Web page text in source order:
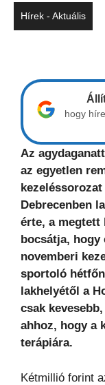
Hírek - Aktuális
hogy
Az
az egyetlen
Debrecenben
érte, a megtett
bocsátja, hogy
novemberi
sportoló
lakhelyétől a
csak
ahhoz, hogy a
terápiára.
Kétmillió forint